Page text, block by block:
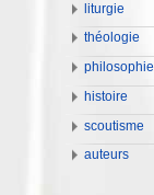
liturgie
théologie
philosophie
histoire
scoutisme
auteurs